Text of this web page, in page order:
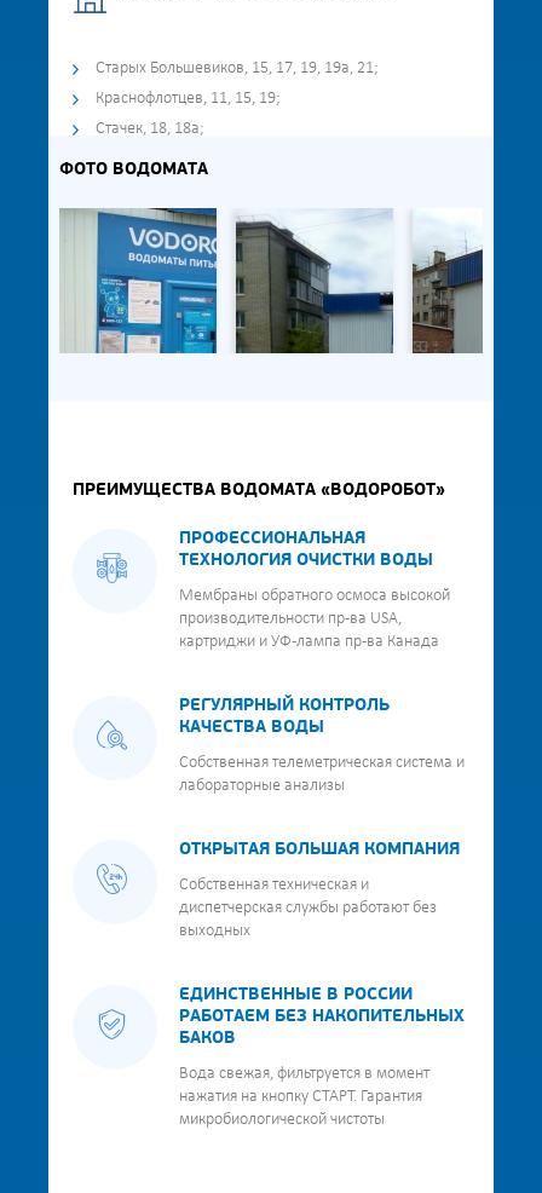
Старых Большевиков, 15, 17, 19, 19а, 21;
Краснофлотцев, 11, 15, 19;
Стачек, 18, 18а;
ФОТО ВОДОМАТА
ПРЕИМУЩЕСТВА ВОДОМАТА «ВОДОРОБОТ»
ПРОФЕССИОНАЛЬНАЯ
ТЕХНОЛОГИЯ ОЧИСТКИ ВОДЫ
Мембраны обратного осмоса высокой
производительности пр-ва USA,
картриджи и УФ-лампа пр-ва Канада
РЕГУЛЯРНЫЙ КОНТРОЛЬ
КАЧЕСТВА ВОДЫ
Собственная телеметрическая система и
лабораторные анализы
ОТКРЫТАЯ БОЛЬШАЯ КОМПАНИЯ
Собственная техническая и
диспетчерская службы работают без
выходных
ЕДИНСТВЕННЫЕ В РОССИИ
РАБОТАЕМ БЕЗ НАКОПИТЕЛЬНЫХ
БАКОВ
Вода свежая, фильтруется в момент
нажатия на кнопку СТАРТ. Гарантия
микробиологической чистоты